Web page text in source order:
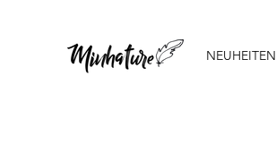
NEUHEITEN